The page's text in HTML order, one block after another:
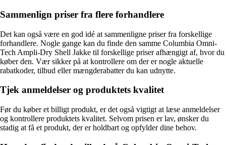
Sammenlign priser fra flere forhandlere
Det kan også være en god idé at sammenligne priser fra forskellige
forhandlere. Nogle gange kan du finde den samme Columbia Omni-
Tech Ampli-Dry Shell Jakke til forskellige priser afhængigt af, hvor du
køber den. Vær sikker på at kontrollere om der er nogle aktuelle
rabatkoder, tilbud eller mængderabatter du kan udnytte.
Tjek anmeldelser og produktets kvalitet
Før du køber et billigt produkt, er det også vigtigt at læse anmeldelser
og kontrollere produktets kvalitet. Selvom prisen er lav, ønsker du
stadig at få et produkt, der er holdbart og opfylder dine behov.